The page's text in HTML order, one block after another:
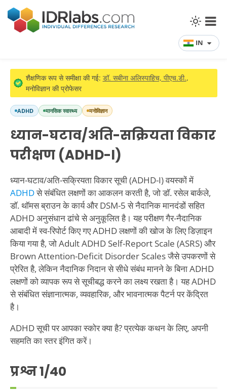
IN
शैक्षणिक रूप से समीक्षा की गई: डॉ. सबीना अलिस्पाहिच, पीएच.डी.,
मनोविज्ञान की प्रोफेसर
ADHD मानसिक स्वास्थ्य मनोविज्ञान
ध्यान-घटाव/अति-सक्रियता विकार
परीक्षण (ADHD-I)
ध्यान-घटाव/अति-सक्रियता विकार सूची (ADHD-I) वयस्कों में
ADHDसे संबंधित लक्षणों का आकलन करती है, जो डॉ. रसेल बार्कले,
डॉ. थॉमस ब्राउन के कार्य और DSM-5 से नैदानिक मानदंडों सहित
ADHD अनुसंधान ढांचे से अनुकूलित है। यह परीक्षण गैर-नैदानिक
आबादी में स्व-रिपोर्ट किए गए ADHD लक्षणों की खोज के लिए डिज़ाइन
किया गया है, जो Adult ADHD Self-Report Scale (ASRS) और
Brown Attention-Deficit Disorder Scales जैसे उपकरणों से
प्रेरित है, लेकिन नैदानिक निदान से सीधे संबंध मानने के बिना ADHD
लक्षणों को व्यापक रूप से सूचीबद्ध करने का लक्ष्य रखता है। यह ADHD
से संबंधित संज्ञानात्मक, व्यवहारिक, और भावनात्मक पैटर्न पर केंद्रित
है।
ADHD सूची पर आपका स्कोर क्या है? प्रत्येक कथन के लिए, अपनी
सहमति का स्तर इंगित करें।
प्रश्न1/40